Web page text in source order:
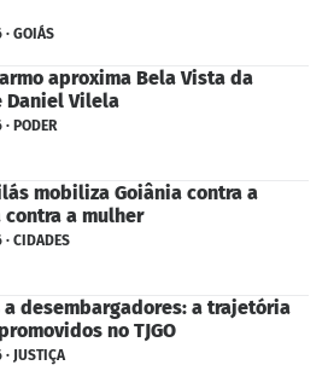
GOIÁS
aproxima Bela Vista da
Daniel Vilela
PODER
mobiliza Goiânia contra a
a mulher
CIDADES
a desembargadores: a trajetória
no TJGO
JUSTIÇA